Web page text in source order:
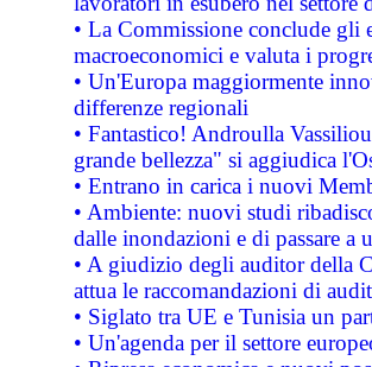
• La Commissione conclude
macroeconomici e valuta i
• Un'Europa maggiormente
differenze regionali
• Fantastico! Androulla
grande bellezza" si aggiudica
• Entrano in carica i nuovi
• Ambiente: nuovi studi
dalle inondazioni e di passare a
• A giudizio degli auditor della
attua le raccomandazioni di
• Siglato tra UE e Tunisia un
• Un'agenda per il settore